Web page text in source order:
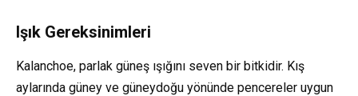
Işık Gereksinimleri
Kalanchoe, parlak güneş ışığını seven bir bitkidir. Kış
aylarında güney ve güneydoğu yönünde pencereler uygun